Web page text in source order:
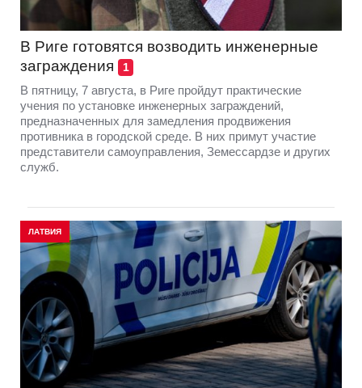
В Риге готовятся возводить инженерные
заграждения
1
В пятницу, 7 августа, в Риге пройдут практические
учения по установке инженерных заграждений,
предназначенных для замедления продвижения
противника в городской среде. В них примут участие
представители самоуправления, Земессардзе и других
служб.
ЛАТВИЯ